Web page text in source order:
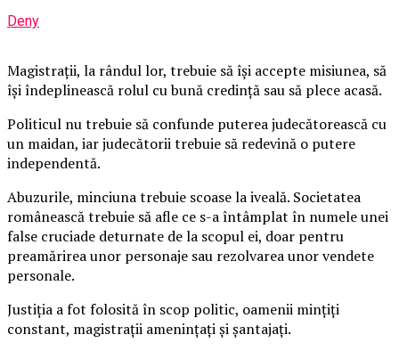
Deny
Magistraţii, la rândul lor, trebuie să îşi accepte misiunea, să
îşi îndeplinească rolul cu bună credinţă sau să plece acasă.
Politicul nu trebuie să confunde puterea judecătorească cu
un maidan, iar judecătorii trebuie să redevină o putere
independentă.
Abuzurile, minciuna trebuie scoase la iveală. Societatea
românească trebuie să afle ce s-a întâmplat în numele unei
false cruciade deturnate de la scopul ei, doar pentru
preamărirea unor personaje sau rezolvarea unor vendete
personale.
Justiţia a fot folosită în scop politic, oamenii minţiţi
constant, magistraţii ameninţaţi şi şantajaţi.